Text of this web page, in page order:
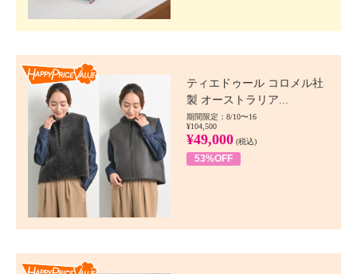
ティエドゥール コロメル社
製 オーストラリア...
期間限定：8/10〜16
¥104,500
¥49,000 (税込)
53%OFF